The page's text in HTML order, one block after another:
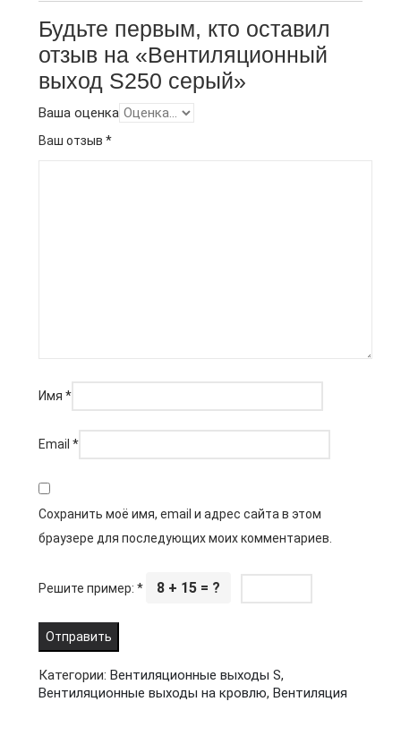
Будьте первым, кто оставил
отзыв на «Вентиляционный
выход S250 серый»
Ваша оценка
Ваш отзыв *
Имя *
Email *
Сохранить моё имя, email и адрес сайта в этом
браузере для последующих моих комментариев.
Решите пример: * 8 + 15 = ?
Категории: Вентиляционные выходы S,
Вентиляционные выходы на кровлю, Вентиляция